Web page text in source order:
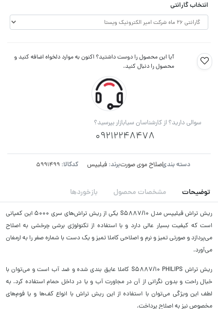
انتخاب گارانتی
آیا این محصول را دوست داشتید؟ اکنون به موارد دلخواه اضافه کنید و
محصول را دنبال کنید.
سوالی دارید؟ از کارشناسان سیابازار بپرسید؟
09212248478
دسته بندی:اصلاح موی صورتبرند:فیلیپس کدکالا:
توضیحات مشخصات محصول بازخوردها
ریش تراش فیلیپس مدل S5887/10
یکی از ریش تراش‌های سری 5000 این کمپانی
است که کیفیت بسیار عالی دارد و با استفاده از تکنولوژی برشی چرخشی به اصلاح
می‌پردازد و صورتی تمیز و نرم و اصلاحی کاملا تمیز و یک دست با شماره صفر را به ارمغان
می‌آورد.
ریش تراش S5887/10 PHILIPS
کاملا عایق بندی شده و ضد آب است و می‌توان با
خیال راحت و بدون نگرانی از آن در مجاورت آب و یا در داخل حمام استفاده کرد. به
لطف این ویژگی می‌توان با استفاده از این ریش تراش با انواع کف‌ها و یا فوم‌های
مخصوص نیز به اصلاح پرداخت.